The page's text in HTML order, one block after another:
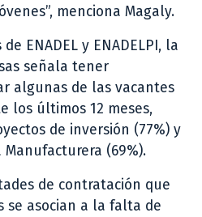
menciona Magaly.
ENADEL y ENADELPI, la
señala tener
algunas de las vacantes
los últimos 12 meses,
de inversión (77%) y
(69%).
de contratación que
se asocian a la falta de